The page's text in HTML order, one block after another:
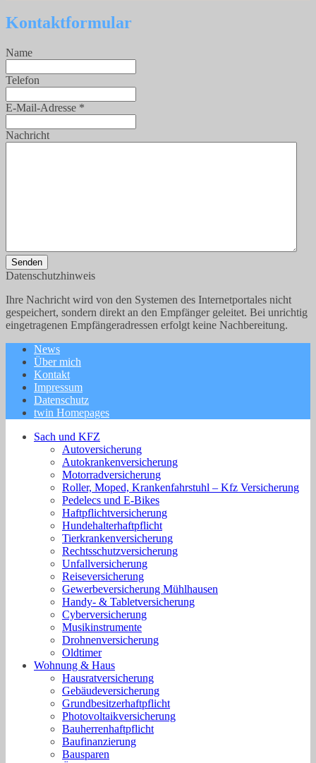
Kontaktformular
Name
Telefon
E-Mail-Adresse *
Nachricht
Senden
Datenschutzhinweis
Ihre Nachricht wird von den Systemen des Internetportales nicht
gespeichert, sondern direkt an den Empfänger geleitet. Bei unrichtig
eingetragenen Empfängeradressen erfolgt keine Nachbereitung.
News
Über mich
Kontakt
Impressum
Datenschutz
twin Homepages
Sach und KFZ
Autoversicherung
Autokrankenversicherung
Motorradversicherung
Roller, Moped, Krankenfahrstuhl – Kfz Versicherung
Pedelecs und E-Bikes
Haftpflichtversicherung
Hundehalterhaftpflicht
Tierkrankenversicherung
Rechtsschutzversicherung
Unfallversicherung
Reiseversicherung
Gewerbeversicherung Mühlhausen
Handy- & Tabletversicherung
Cyberversicherung
Musikinstrumente
Drohnenversicherung
Oldtimer
Wohnung & Haus
Hausratversicherung
Gebäudeversicherung
Grundbesitzerhaftpflicht
Photovoltaikversicherung
Bauherrenhaftpflicht
Baufinanzierung
Bausparen